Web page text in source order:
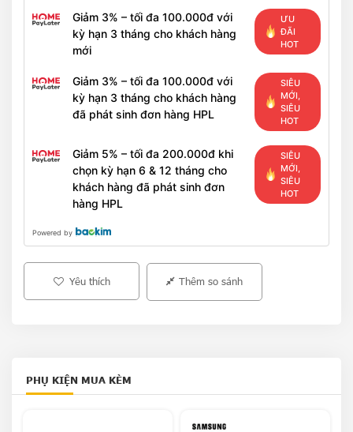
Giảm 3% – tối đa 100.000đ với
kỳ hạn 3 tháng cho khách hàng
mới
ƯU
ĐÃI
HOT
Giảm 3% – tối đa 100.000đ với
kỳ hạn 3 tháng cho khách hàng
đã phát sinh đơn hàng HPL
SIÊU
MỚI,
SIÊU
HOT
Giảm 5% – tối đa 200.000đ khi
chọn kỳ hạn 6 & 12 tháng cho
khách hàng đã phát sinh đơn
hàng HPL
SIÊU
MỚI,
SIÊU
HOT
Powered by
Yêu thích Thêm so sánh
PHỤ KIỆN MUA KÈM